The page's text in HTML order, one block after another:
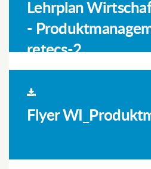
Lehrplan
-
retecs-2
Flyer